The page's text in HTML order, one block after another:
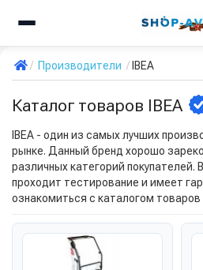
Производители IBEA
Каталог товаров IBEA
IBEA - один из самых лучших
рынке. Данный бренд хорошо
различных категорий покупателей.
проходит тестирование и имеет
ознакомиться с каталогом